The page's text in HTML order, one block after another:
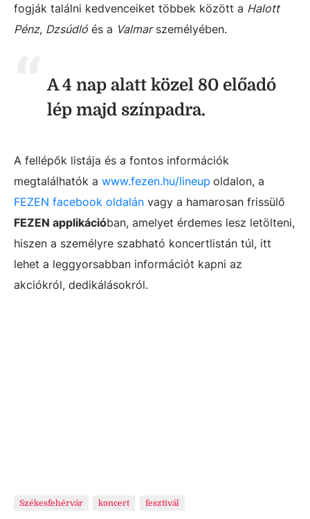
fogják találni kedvenceiket többek között a Halott
Pénz, Dzsúdló és a Valmarszemélyében.
A 4 nap alatt közel 80 előadó
lép majd színpadra.
A fellépők listája és a fontos információk
megtalálhatók a www.fezen.hu/lineup oldalon, a
FEZEN facebook oldalán vagy a hamarosan frissülő
FEZEN applikációban, amelyet érdemes lesz letölteni,
hiszen a személyre szabható koncertlistán túl, itt
lehet a leggyorsabban információt kapni az
akciókról, dedikálásokról.
Székesfehérvár koncert fesztivál